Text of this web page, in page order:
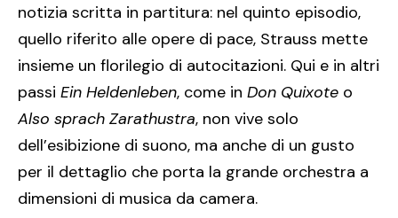
notizia scritta in partitura: nel quinto episodio,
quello riferito alle opere di pace, Strauss mette
insieme un florilegio di autocitazioni. Qui e in altri
passi Ein Heldenleben, come in Don Quixote o
Also sprach Zarathustra, non vive solo
dell’esibizione di suono, ma anche di un gusto
per il dettaglio che porta la grande orchestra a
dimensioni di musica da camera.